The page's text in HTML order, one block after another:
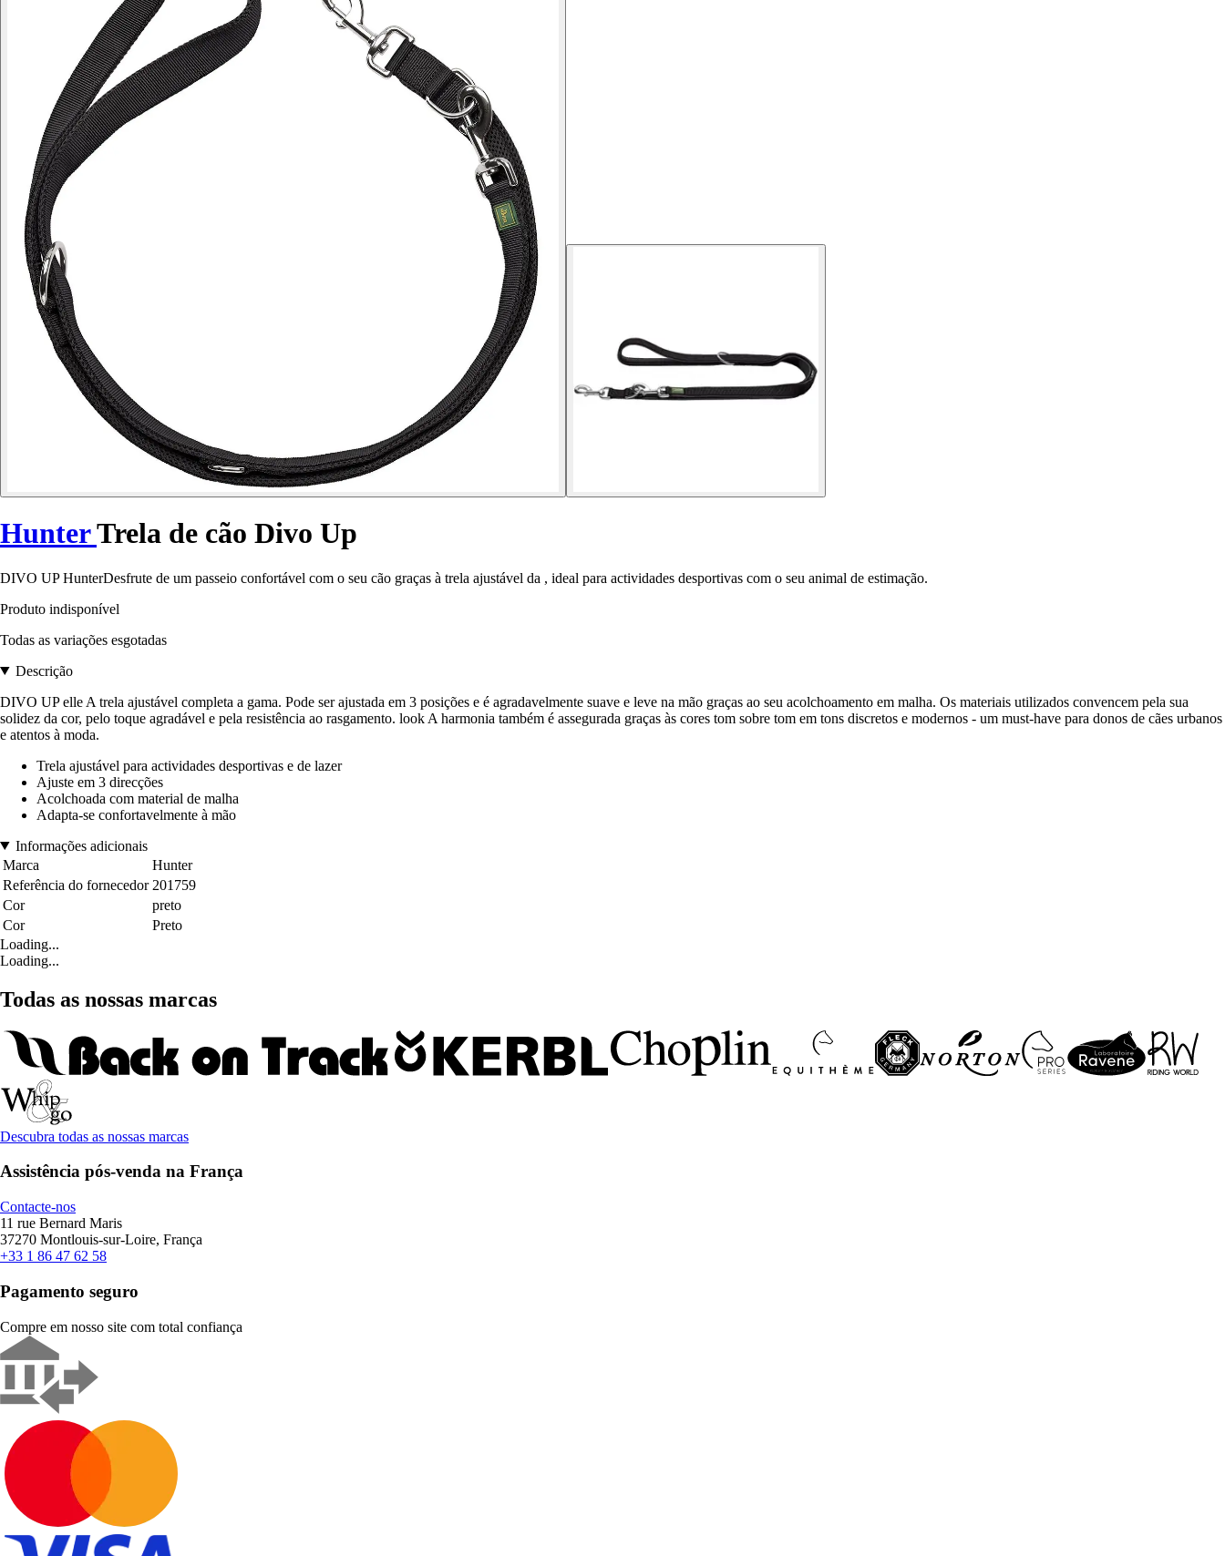
HunterTrela de cão Divo Up
DIVO UP HunterDesfrute de um passeio confortável com o seu cão graças à trela ajustável da , ideal para actividades desportivas com o seu animal de estimação.
Produto indisponível
Todas as variações esgotadas
Descrição
DIVO UP elle A trela ajustável completa a gama. Pode ser ajustada em 3 posições e é agradavelmente suave e leve na mão graças ao seu acolchoamento em malha. Os materiais utilizados convencem pela sua
solidez da cor, pelo toque agradável e pela resistência ao rasgamento. look A harmonia também é assegurada graças às cores tom sobre tom em tons discretos e modernos - um must-have para donos de cães urbanos
e atentos à moda.
Trela ajustável para actividades desportivas e de lazer
Ajuste em 3 direcções
Acolchoada com material de malha
Adapta-se confortavelmente à mão
Informações adicionais
Marca
Hunter
Referência do fornecedor 201759
Cor
preto
Cor
Preto
Loading...
Loading...
Todas as nossas marcas
Descubra todas as nossas marcas
Assistência pós-venda na França
Contacte-nos
11 rue Bernard Maris
37270 Montlouis-sur-Loire, França
+33 1 86 47 62 58
Pagamento seguro
Compre em nosso site com total confiança